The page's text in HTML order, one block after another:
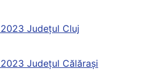
Județul Cluj
Județul Călăraşi